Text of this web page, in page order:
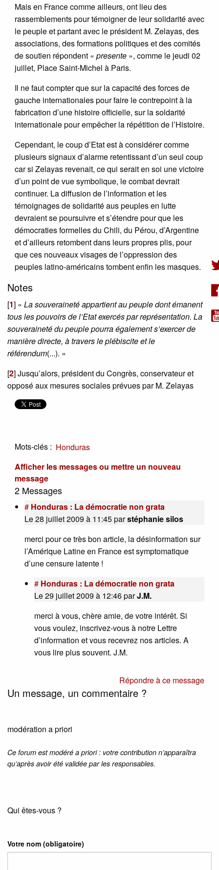
Mais en France comme ailleurs, ont lieu des
rassemblements pour témoigner de leur solidarité avec
le peuple et partant avec le président M. Zelayas, des
associations, des formations politiques et des comités
de soutien répondent « presente », comme le jeudi 02
juillet, Place Saint-Michel à Paris.
Il ne faut compter que sur la capacité des forces de
gauche internationales pour faire le contrepoint à la
fabrication d’une histoire officielle, sur la soldarité
internationale pour empêcher la répétition de l’Histoire.
Cependant, le coup d’Etat est à considérer comme
plusieurs signaux d’alarme retentissant d’un seul coup
car si Zelayas revenait, ce qui serait en soi une victoire
d’un point de vue symbolique, le combat devrait
continuer. La diffusion de l’information et les
témoignages de solidarité aus peuples en lutte
devraient se poursuivre et s’étendre pour que les
démocraties formelles du Chili, du Pérou, d’Argentine
et d’ailleurs retombent dans leurs propres plis, pour
que ces nouveaux visages de l’oppression des
peuples latino-américains tombent enfin les masques.
Notes
[1] « La souveraineté appartient au peuple dont émanent
tous les pouvoirs de l’Etat exercés par représentation. La
souveraineté du peuple pourra également s’exercer de
manière directe, à travers le plébiscite et le
référendum(...). »
[2]Jusqu’alors, président du Congrès, conservateur et
opposé aux mesures sociales prévues par M. Zelayas
Mots-clés : Honduras
Afficher les messages ou mettre un nouveau
message
2 Messages
# Honduras : La démocratie non grata
Le 28 juillet 2009 à 11:45parstéphanie silos
merci pour ce très bon article, la désinformation sur
l’Amérique Latine en France est symptomatique
d’une censure latente !
# Honduras : La démocratie non grata
Le 29 juillet 2009 à 12:46parJ.M.
merci à vous, chère amie, de votre intérêt. Si
vous voulez, inscrivez-vous à notre Lettre
d’information et vous recevrez nos articles. A
vous lire plus souvent. J.M.
Répondre à ce message
Un message, un commentaire ?
modération a priori
Ce forum est modéré a priori : votre contribution n’apparaîtra
qu’après avoir été validée par les responsables.
Qui êtes-vous ?
Votre nom (obligatoire)